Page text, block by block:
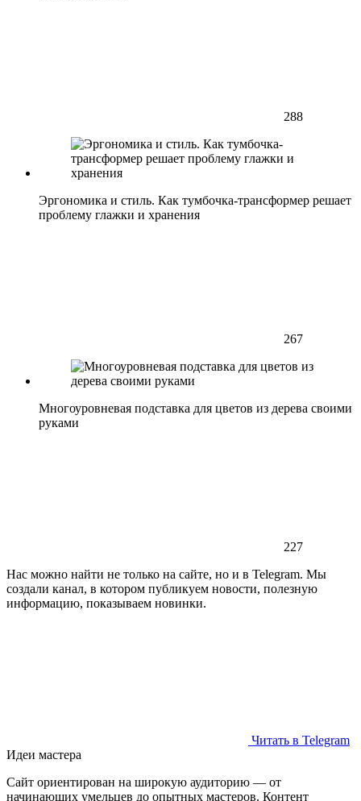
288
Эргономика и стиль. Как тумбочка-трансформер решает
проблему глажки и хранения
267
Многоуровневая подставка для цветов из дерева своими
руками
227
Нас можно найти не только на сайте, но и в Telegram. Мы
создали канал, в котором публикуем новости, полезную
информацию, показываем новинки.
Читать в Telegram
Идеи мастера
Сайт ориентирован на широкую аудиторию — от
начинающих умельцев до опытных мастеров. Контент